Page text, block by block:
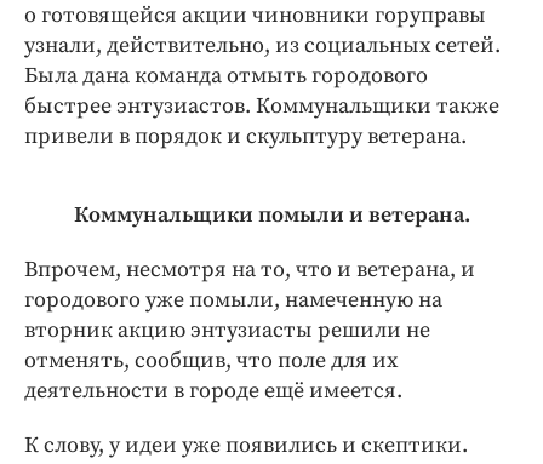
о готовящейся акции чиновники горуправы
узнали, действительно, из социальных сетей.
Была дана команда отмыть городового
быстрее энтузиастов. Коммунальщики также
привели в порядок и скульптуру ветерана.
Коммунальщики помыли и ветерана.
Впрочем, несмотря на то, что и ветерана, и
городового уже помыли, намеченную на
вторник акцию энтузиасты решили не
отменять, сообщив, что поле для их
деятельности в городе ещё имеется.
К слову, у идеи уже появились и скептики.